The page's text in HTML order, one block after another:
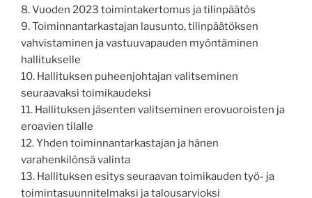
8. Vuoden 2023 toimintakertomus ja tilinpäätös
9. Toiminnantarkastajan lausunto, tilinpäätöksen
vahvistaminen ja vastuuvapauden myöntäminen
hallitukselle
10. Hallituksen puheenjohtajan valitseminen
seuraavaksi toimikaudeksi
11. Hallituksen jäsenten valitseminen erovuoroisten ja
eroavien tilalle
12. Yhden toiminnantarkastajan ja hänen
varahenkilönsä valinta
13. Hallituksen esitys seuraavan toimikauden työ- ja
toimintasuunnitelmaksi ja talousarvioksi